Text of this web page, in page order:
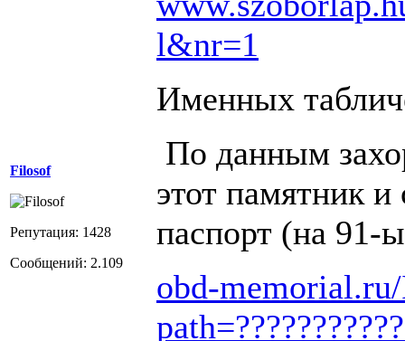
Filosof
Репутация: 1428
Сообщений: 2.109
l&nr=1
Именных
По данным
этот памятник и
паспорт (на 91-
obd-